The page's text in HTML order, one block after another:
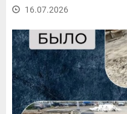
16.07.2026